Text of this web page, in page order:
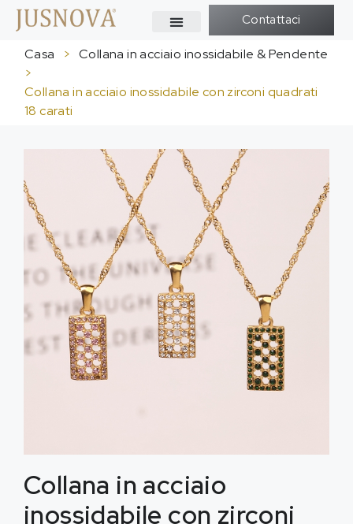
Contattaci
Casa > Collana in acciaio inossidabile & Pendente
>
Collana in acciaio inossidabile con zirconi quadrati
18 carati
Collana in acciaio
inossidabile con zirconi